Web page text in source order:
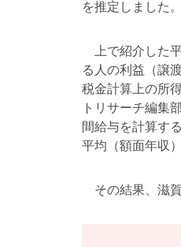
を推定しました。
上で紹介した
る人の利益（譲
税金計算上の所
トリサーチ編集
間給与を計算す
平均（額面年収
その結果、滋